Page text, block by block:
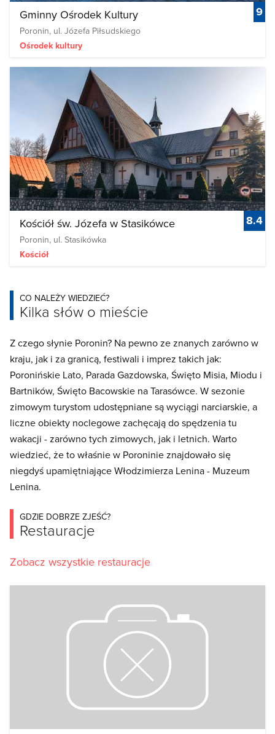
Gminny Ośrodek Kultury
Poronin, ul. Józefa Piłsudskiego
Ośrodek kultury
9
Kościół św. Józefa w Stasikówce
Poronin, ul. Stasikówka
Kościół
8.4
CO NALEŻY WIEDZIEĆ?
Kilka słów o mieście
Z czego słynie Poronin? Na pewno ze znanych zarówno w
kraju, jak i za granicą, festiwali i imprez takich jak:
Poronińskie Lato, Parada Gazdowska, Święto Misia, Miodu i
Bartników, Święto Bacowskie na Tarasówce. W sezonie
zimowym turystom udostępniane są wyciągi narciarskie, a
liczne obiekty noclegowe zachęcają do spędzenia tu
wakacji - zarówno tych zimowych, jak i letnich. Warto
wiedzieć, że to właśnie w Poroninie znajdowało się
niegdyś upamiętniające Włodzimierza Lenina - Muzeum
Lenina.
GDZIE DOBRZE ZJEŚĆ?
Restauracje
Zobacz wszystkie restauracje